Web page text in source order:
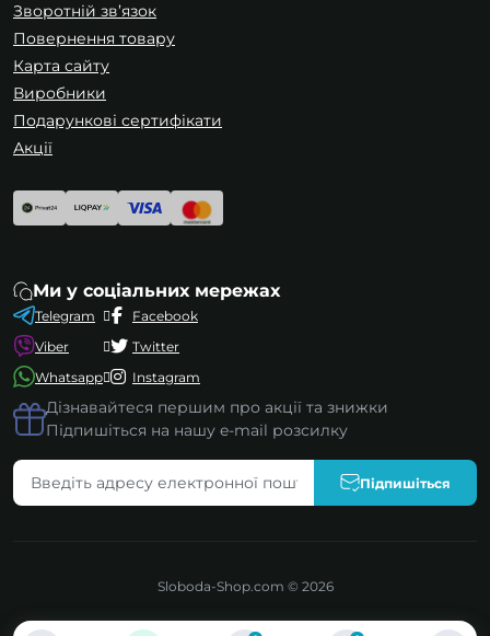
Зворотній зв’язок
Повернення товару
Карта сайту
Виробники
Подарункові сертифікати
Акції
Ми у соціальних мережах
Telegram
Viber
Whatsapp
Facebook
Twitter
Instagram
Дізнавайтеся першим про акції та знижки
Підпишіться на нашу e-mail розсилку
Підпишіться
Sloboda-Shop.com © 2026